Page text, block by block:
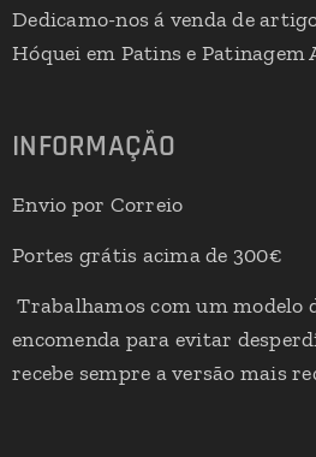
Dedicamo-nos á venda de
Hóquei em Patins e
INFORMAÇÃO
Envio por Correio
Portes grátis acima de 300€
Trabalhamos com um modelo
encomenda para evitar
recebe sempre a versão mais